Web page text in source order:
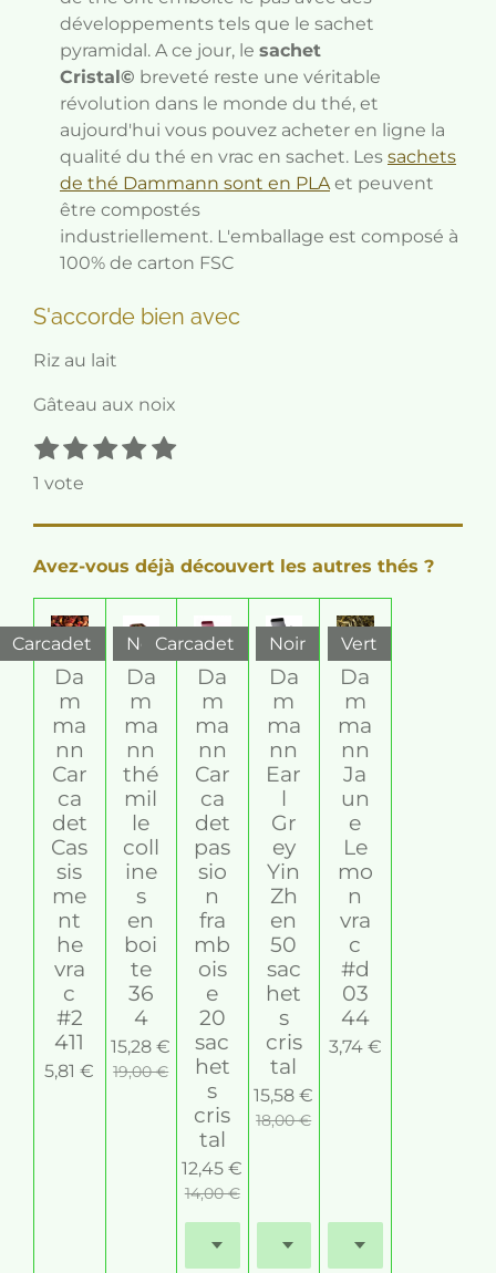
développements tels que le sachet
pyramidal. A ce jour, le sachet
Cristal© breveté reste une véritable
révolution dans le monde du thé, et
aujourd'hui vous pouvez acheter en ligne la
qualité du thé en vrac en sachet. Les sachets
de thé Dammann sont en PLAet peuvent
être compostés
industriellement. L'emballage est composé à
100% de carton FSC
S'accorde bien avec
Riz au lait
Gâteau aux noix
É
v
l
u
i
o
1
é
o
i
l
e
2
é
o
i
l
e
s
3
o
i
l
e
s
4
o
i
l
e
s
5
o
i
l
e
s
E
y
r
l
é
v
1 vote
Avez-vous déjà découvert les autres thés ?
Carcadet
Da
m
ma
nn
Car
ca
det
Cas
sis
me
nt
he
vra
c
#2
411
5,81 €
Noir
Da
m
ma
nn
thé
mil
le
coll
ine
s
en
boi
te
36
4
15,28 €
19,00 €
Carcadet
Da
m
ma
nn
Car
ca
det
pas
sio
n
fra
mb
ois
e
20
sac
het
s
cris
tal
12,45 €
14,00 €
Noir
Da
m
ma
nn
Ear
l
Gr
ey
Yin
Zh
en
50
sac
het
s
cris
tal
15,58 €
18,00 €
Vert
Da
m
ma
nn
Ja
un
e
Le
mo
n
vra
c
#d
03
44
3,74 €